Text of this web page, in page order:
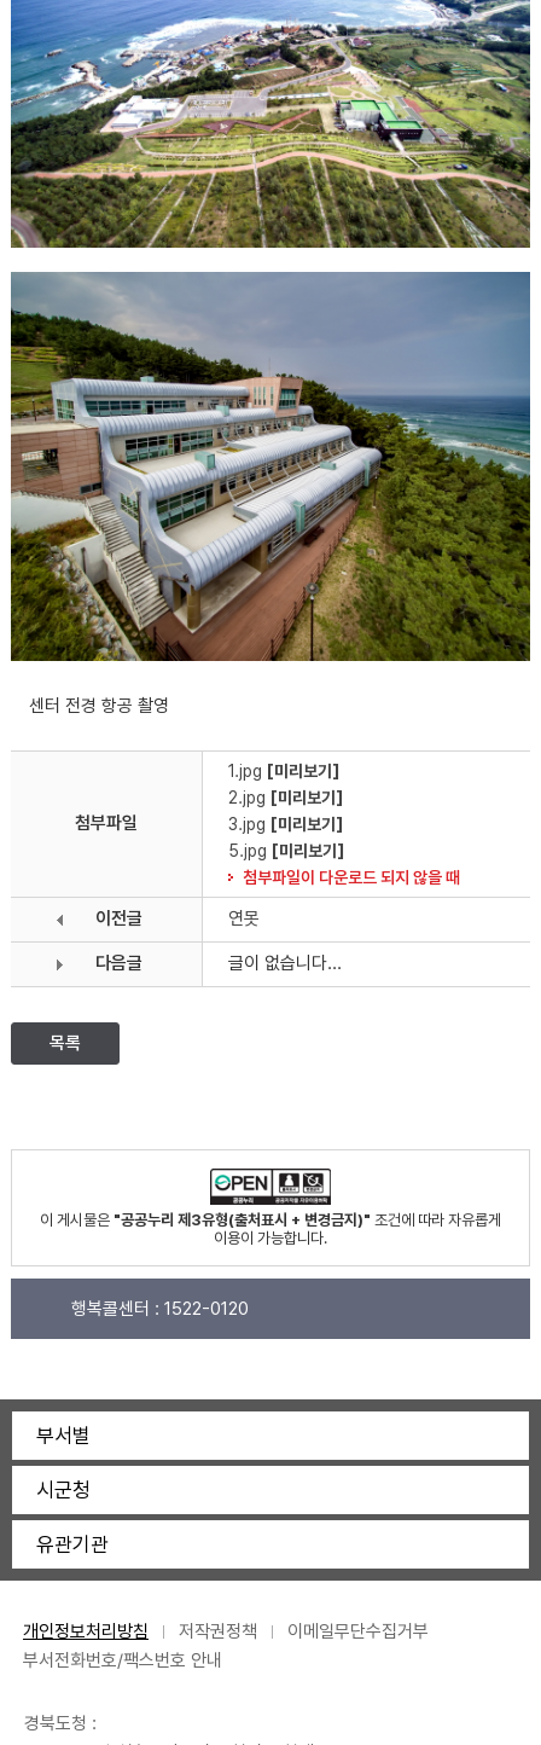
센터 전경 항공 촬영
첨부파일
1.jpg [미리보기]
2.jpg [미리보기]
3.jpg [미리보기]
5.jpg [미리보기]
첨부파일이 다운로드 되지 않을 때
이전글 연못
다음글 글이 없습니다...
목록
이 게시물은 "공공누리 제3유형(출처표시 + 변경금지)" 조건에 따라 자유롭게
이용이 가능합니다.
행복콜센터 : 1522-0120
부서별
시군청
유관기관
개인정보처리방침 저작권정책
이메일무단수집거부
부서전화번호/팩스번호 안내
경북도청 :